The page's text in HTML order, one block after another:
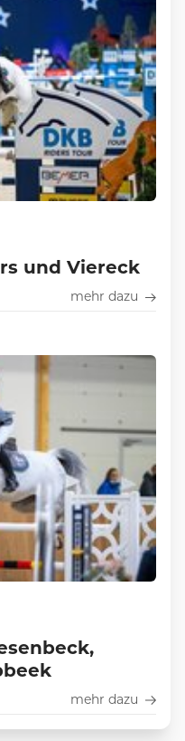
und Viereck
mehr dazu
mehr dazu